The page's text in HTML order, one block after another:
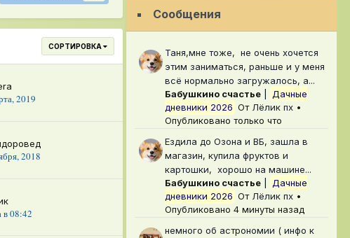
СОРТИРОВКА
2019
2018
в 08:42
Сообщения
Таня,мне тоже, не очень хочется
этим заниматься, раньше и у меня
всё нормально загружалось, а...
Бабушкино счастье
Дачные
дневники 2026 От Лёлик пх •
Опубликованотолько что
Ездила до Озона и ВБ, зашла в
магазин, купила фруктов и
картошки, хорошо на машине...
Бабушкино счастье
Дачные
дневники 2026 От Лёлик пх •
Опубликовано4 минуты назад
немного об астрономии ( инфо к